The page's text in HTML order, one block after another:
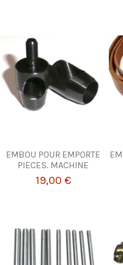
EMBOU POUR EMPORTE
PIECES. MACHINE
19,00 €